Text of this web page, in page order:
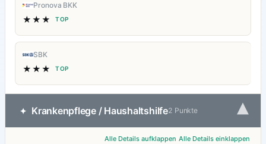
Pronova BKK
★★★ TOP
SBK
★★★ TOP
✦ Krankenpflege / Haushaltshilfe2 Punkte ▾
Alle Details aufklappen Alle Details einklappen